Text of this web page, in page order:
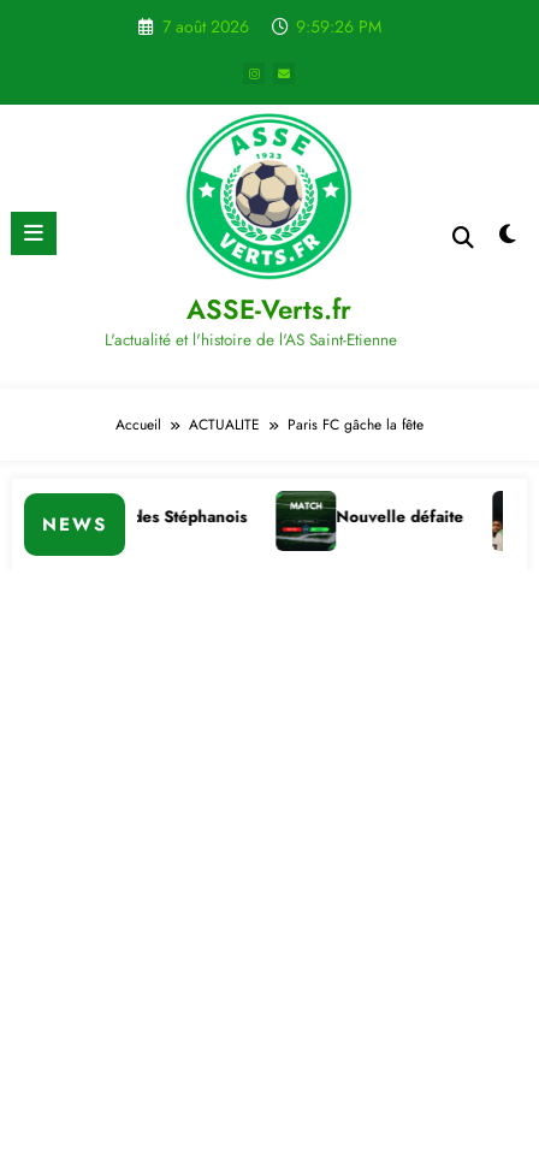
7 août 2026 9:59:27 PM
ASSE-Verts.fr
L'actualité et l'histoire de l'AS Saint-Etienne
Accueil ACTUALITE Paris FC gâche la fête
NEWSdes Stéphanois Nouvelle défaite